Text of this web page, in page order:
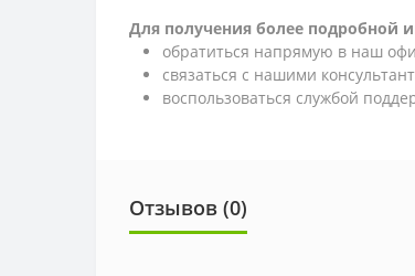
Для получения более подробной
обратиться напрямую в наш
связаться с нашими
воспользоваться службой
Отзывов (0)